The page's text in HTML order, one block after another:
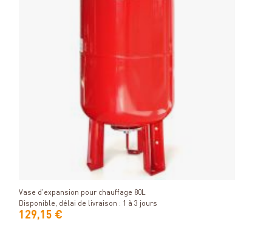
Vase d'expansion pour chauffage 80L
Disponible, délai de livraison : 1 à 3 jours
129,15 €